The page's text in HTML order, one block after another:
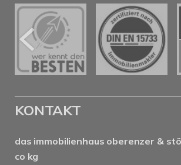
KONTAKT
das immobilienhaus oberenzer &
co kg